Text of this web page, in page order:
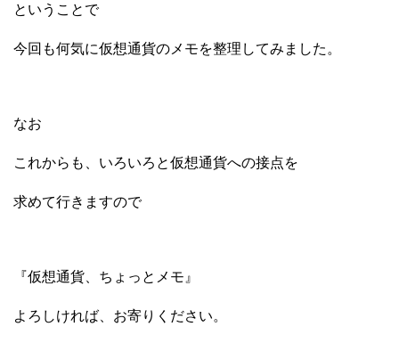
ということで
今回も何気に仮想通貨のメモを整理してみました。
なお
これからも、いろいろと仮想通貨への接点を
求めて行きますので
『仮想通貨、ちょっとメモ』
よろしければ、お寄りください。